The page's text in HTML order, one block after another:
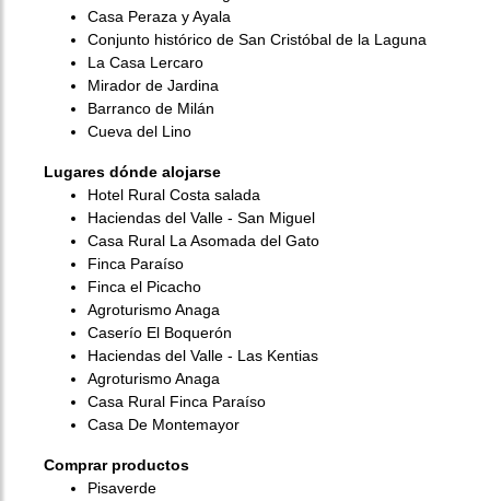
Casa Peraza y Ayala
Conjunto histórico de San Cristóbal de la Laguna
La Casa Lercaro
Mirador de Jardina
Barranco de Milán
Cueva del Lino
Lugares dónde alojarse
Hotel Rural Costa salada
Haciendas del Valle - San Miguel
Casa Rural La Asomada del Gato
Finca Paraíso
Finca el Picacho
Agroturismo Anaga
Caserío El Boquerón
Haciendas del Valle - Las Kentias
Agroturismo Anaga
Casa Rural Finca Paraíso
Casa De Montemayor
Comprar productos
Pisaverde